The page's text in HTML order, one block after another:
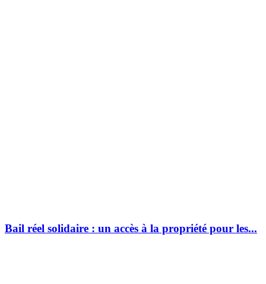
Bail réel solidaire : un accès à la propriété pour les...